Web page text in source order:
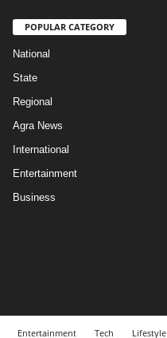
POPULAR CATEGORY
National
State
Regional
Agra News
International
Entertainment
Business
Entertainment Tech Lifestyle